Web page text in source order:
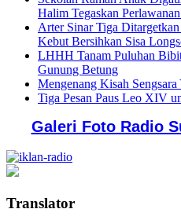
Halim Tegaskan
Arter Sinar Tiga
Kebut Bersihkan Sisa
LHHH Tanam Puluhan
Gunung Betung
Mengenang Kisah
Tiga Pesan Paus Leo XIV
Galeri Foto Radio
Translator